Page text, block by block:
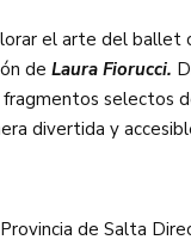
el arte del ballet
de Laura Fiorucci.
selectos
divertida y
de Salta